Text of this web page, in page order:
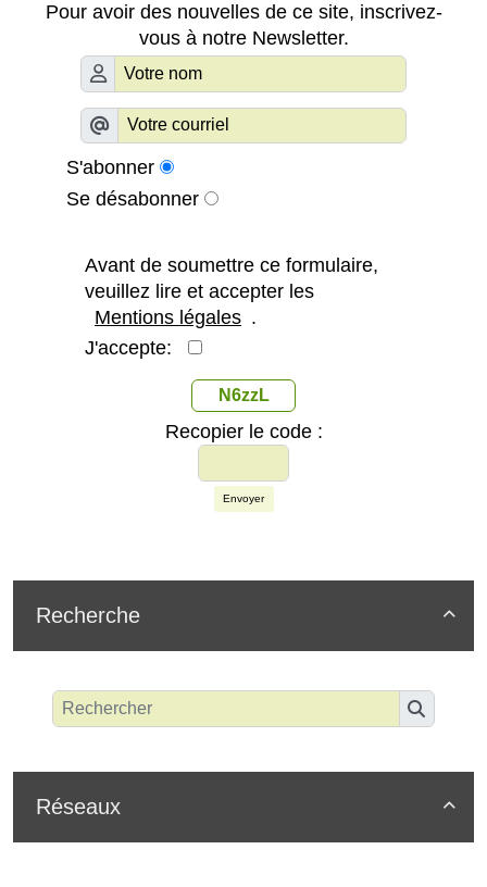
Pour avoir des nouvelles de ce site, inscrivez-
vous à notre Newsletter.
S'abonner
Se désabonner
Avant de soumettre ce formulaire,
veuillez lire et accepter les
Mentions légales .
J'accepte:
N6zzL
Recopier le code :
Envoyer

Recherche

Réseaux